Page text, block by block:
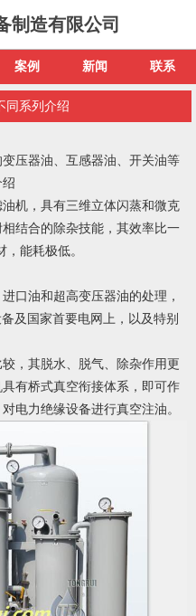
制造有限公司
案例 新闻 联系
同系列介绍
压器油、互感器油、开关油等
机，具有三维立体闪蒸和微克
结合的除杂技能，其效率比一
能耗极低。
油和超高变压器油的处理，
及国家首要电网上，以及特别
，其脱水、脱气、除杂作用更
有桥式真空衔接体系，即可作
电力绝缘设备进行真空注油。